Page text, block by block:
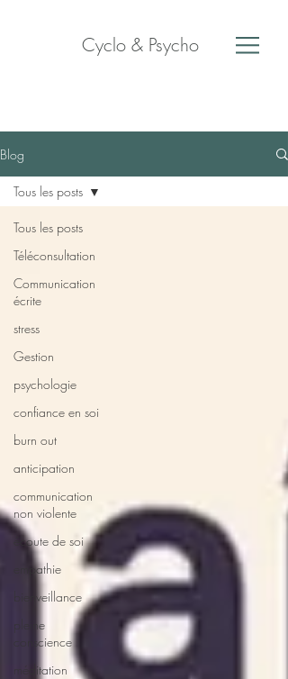
Cyclo & Psycho
Blog
Tous les posts
Téléconsultation
Communication
écrite
stress
Gestion
psychologie
confiance en soi
burn out
anticipation
communication
non violente
écoute de soi
empathie
bienveillance
pleine
conscience
méditation
Tous les posts